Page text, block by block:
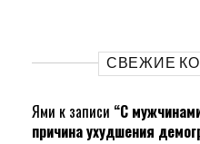
СВЕЖИЕ
Ями к записи “С
причина ухудшения